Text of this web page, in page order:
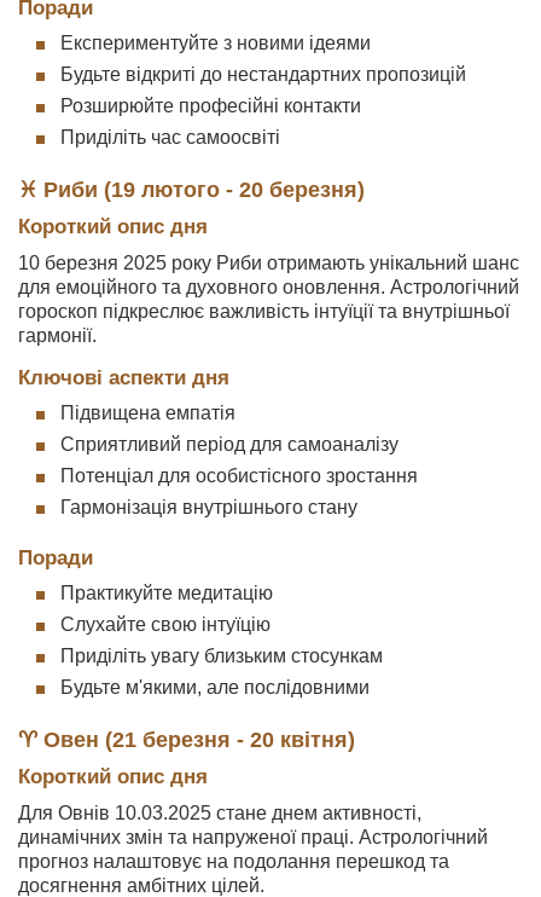
Поради
Експериментуйте з новими ідеями
Будьте відкриті до нестандартних пропозицій
Розширюйте професійні контакти
Приділіть час самоосвіті
♓ Риби (19 лютого - 20 березня)
Короткий опис дня
10 березня 2025 року Риби отримають унікальний шанс
для емоційного та духовного оновлення. Астрологічний
гороскоп підкреслює важливість інтуїції та внутрішньої
гармонії.
Ключові аспекти дня
Підвищена емпатія
Сприятливий період для самоаналізу
Потенціал для особистісного зростання
Гармонізація внутрішнього стану
Поради
Практикуйте медитацію
Слухайте свою інтуїцію
Приділіть увагу близьким стосункам
Будьте м'якими, але послідовними
♈ Овен (21 березня - 20 квітня)
Короткий опис дня
Для Овнів 10.03.2025 стане днем активності,
динамічних змін та напруженої праці. Астрологічний
прогноз налаштовує на подолання перешкод та
досягнення амбітних цілей.